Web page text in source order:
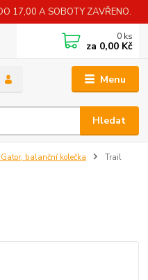
17,00 A SOBOTY ZAVŘENO.
Menu
Hledat
0 ks
za 0,00 Kč
balanční kolečka
Trail